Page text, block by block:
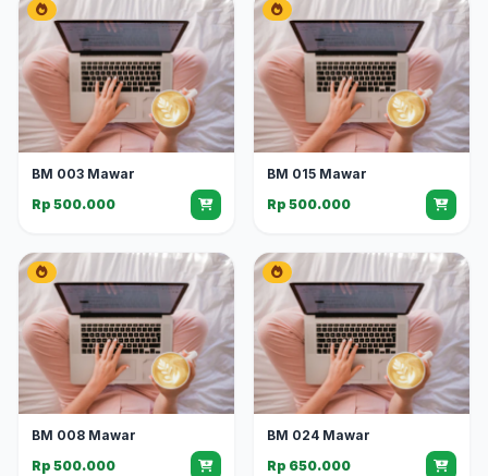
BM 003 Mawar
Rp 500.000
BM 015 Mawar
Rp 500.000
BM 008 Mawar
Rp 500.000
BM 024 Mawar
Rp 650.000